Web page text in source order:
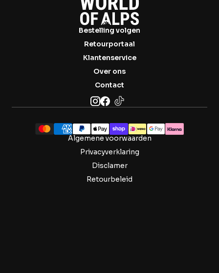
Bestelling volgen
Retourportaal
Klantenservice
Over ons
Contact
Algemene voorwaarden
Privacyverklaring
Disclamer
Retourbeleid